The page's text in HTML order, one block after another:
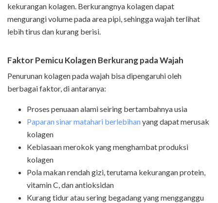
kekurangan kolagen. Berkurangnya kolagen dapat
mengurangi volume pada area pipi, sehingga wajah terlihat
lebih tirus dan kurang berisi.
Faktor Pemicu Kolagen Berkurang pada Wajah
Penurunan kolagen pada wajah bisa dipengaruhi oleh
berbagai faktor, di antaranya:
Proses penuaan alami seiring bertambahnya usia
Paparan sinar matahari berlebihanyang dapat merusak
kolagen
Kebiasaan merokok yang menghambat produksi
kolagen
Pola makan rendah gizi, terutama kekurangan protein,
vitamin C, dan antioksidan
Kurang tidur atau sering begadang yang mengganggu